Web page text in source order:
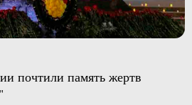
почтили память жертв